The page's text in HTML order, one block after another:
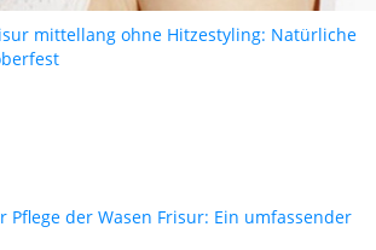
mittellang ohne Hitzestyling: Natürliche